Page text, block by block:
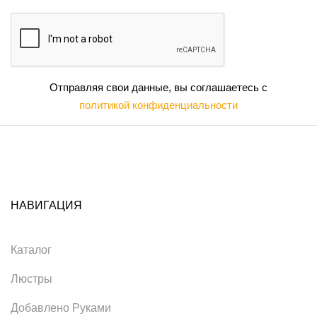
Отправляя свои данные, вы соглашаетесь с
политикой конфиденциальности
НАВИГАЦИЯ
Каталог
Люстры
Добавлено Руками